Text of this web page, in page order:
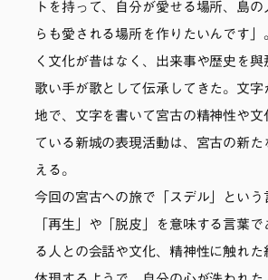
トを持って、自分が愛せる場所、島
らも愛される場所を作りたいんです
く文化が昔はなく、出来事や歴史を與
歌い手が歌として伝承してきた。文字
地で、文字を書いて宮古の精神性や文
ている新城の表現活動は、宮古の新
える。
今回の宮古への旅で「スデル」という
「再生」や「脱皮」を意味する言葉
る人との会話や文化、精神性に触れた